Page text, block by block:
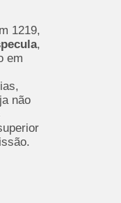
1219,
,
em
não